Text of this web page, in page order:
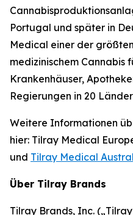
Portugal und später in
Medical einer der
medizinischem Cannabis
Krankenhäuser,
Regierungen in 20
Weitere Informationen
hier: Tilray Medical
und Tilray Medical
Über Tilray Brands
Tilray Brands, Inc.